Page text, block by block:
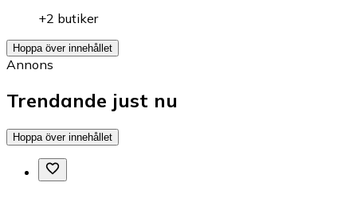
+2 butiker
Hoppa över innehållet
Annons
Trendande just nu
Hoppa över innehållet